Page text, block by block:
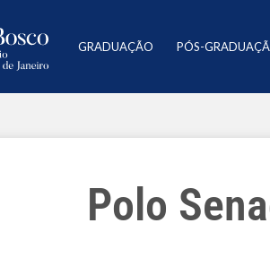
GRADUAÇÃO PÓS-
Polo